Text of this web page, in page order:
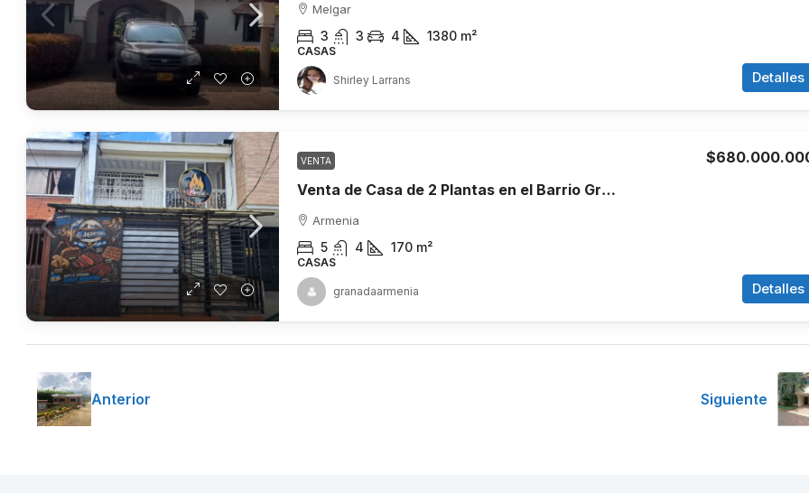
Melgar
3 3 4 1380 m²
CASAS
Detalles
Shirley Larrans
VENTA
Venta de Casa de 2 Plantas en el Barrio Granada, Armenia, Quindío
Armenia
5 4 170 m²
CASAS
Detalles
granadaarmenia
Anterior Siguiente